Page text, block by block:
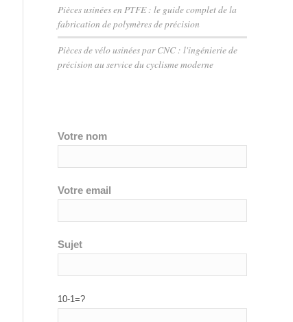
Pièces usinées en PTFE : le guide complet de la
fabrication de polymères de précision
Pièces de vélo usinées par CNC : l'ingénierie de
précision au service du cyclisme moderne
Votre nom
Votre email
Sujet
10-1=?